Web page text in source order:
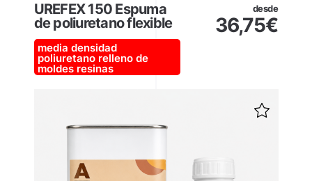
UREFEX 150 Espuma
de poliuretano flexible
media densidad
poliuretano relleno de
moldes resinas
desde
36,75€